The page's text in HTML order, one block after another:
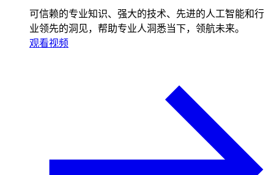
可信赖的专业知识、强大的技术、先进的人工智能和行
业领先的洞见，帮助专业人洞悉当下，领航未来。
观看视频